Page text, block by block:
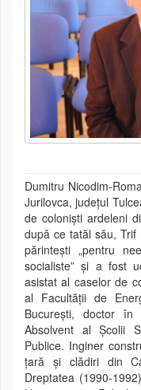
Dumitru Nicodim-
Jurilovca, județul
de coloniști ardeleni
după ce tatăl său,
părintești „pentru
socialiste” și a fost
asistat al caselor de
al Facultății de
București, doctor în
Absolvent al Școlii
Publice. Inginer
țară și clădiri din
Dreptatea (1990-